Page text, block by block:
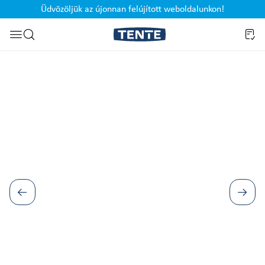
Ugrás a kereséshez
Üdvözöljük az újonnan felújított weboldalunkon!